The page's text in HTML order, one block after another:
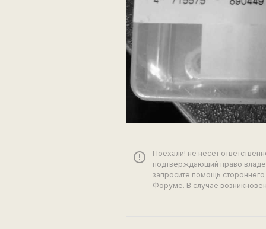
error_outline
Поехали! не несёт
подтверждающий право
запросите помощь
Форуме. В случае